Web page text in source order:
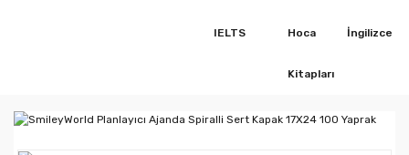
IELTS Hoca
Kitapları
İngilizce